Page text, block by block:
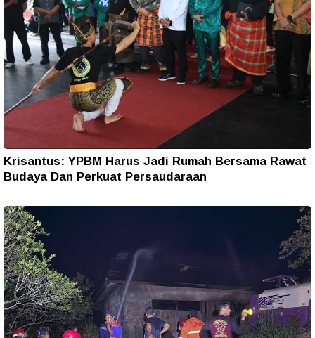
Krisantus: YPBM Harus Jadi Rumah Bersama Rawat
Budaya Dan Perkuat Persaudaraan